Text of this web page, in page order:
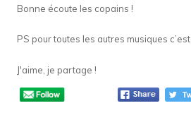
Bonne écoute les copains !
PS pour toutes les autres musiques c’est
J'aime, je partage !